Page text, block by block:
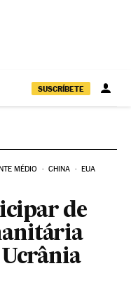
SUSCRÍBETE
MÉDIO CHINA EUA
de